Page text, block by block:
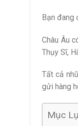
Bạn đang
Châu Âu
Thụy Sĩ,
Tất cả
gửi hàng
Mục